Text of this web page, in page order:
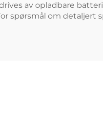
av opladbare
spørsmål om detaljert